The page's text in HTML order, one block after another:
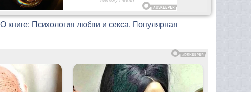
О книге: Психология любви и секса. Популярная